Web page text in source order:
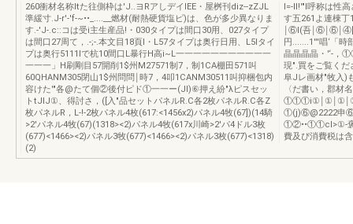
260衝材名称Itた往側枠は'J..ヨRアしデイlEE・屋桝刊diz--zZJL
準緩寸.J-r'-'f-~••_....__燃材(耐熱硬貨塩ピ)は、色が多少異なりま
す.-'J-.c::コは受i主生産品!・030タイプは間口30用、027タイプ
は間口27周て，.-;-.本文目18頁l・L57タイプは奥行日用、L5Iタイ
プは奥行5111lで杭10間口L暴行H高i~L一一一一一一一一一一一
一一一」H刷剛目57開削1$州M27571制7，制1CA棚田571叫
60QHANM305閉山1$州問問￨時7，4叩1CANM30511叫抑梱包内
容けた'"各@たて個②後付ピド①一一ー(JI)⑥押え紛"λピスセッ
トtJIJ①、得討さ，([入"品セットパネルR.C各2枚パネルR.C各Z
枚パネルR，L-!-2枚パネル4枚(617:<1456x2)パネル4牧(67])(14騎
>2'パネル4牧(67)(1318><2)パネル4牧(617x川崎>2'パ4ドル3枚
(677)<1466><2)パネル3牧(677)<1466><2)パネル3枚(677)<1318)
(2)
I=-lI!'"I呼称は性
す五261よ連棟
￨⑥I(吾￨⑥￨⑥￨
円.......1'''唱‘「時
晶晶晶晶・'‘-
現".買をご覧くだ
阜Jレ画材"牧入)
〈だ書い，郡材
①①①i①￨①￨①￨①
①(j)⑥@2222申
①②••①①cl>①-褒
費及ぴ消費税は